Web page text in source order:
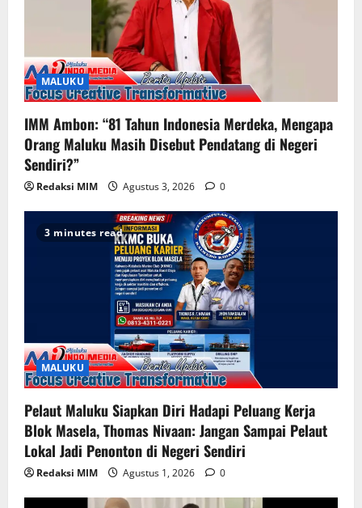
MALUKU
IMM Ambon: “81 Tahun Indonesia Merdeka, Mengapa
Orang Maluku Masih Disebut Pendatang di Negeri
Sendiri?”
Redaksi MIM Agustus 3, 2026 0
3 minutes read
MALUKU
Pelaut Maluku Siapkan Diri Hadapi Peluang Kerja
Blok Masela, Thomas Nivaan: Jangan Sampai Pelaut
Lokal Jadi Penonton di Negeri Sendiri
Redaksi MIM Agustus 1, 2026 0